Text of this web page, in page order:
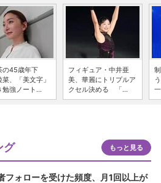
の45歳年下
、「美文字」
勉強ノート...
フィギュア・中井亜
美、華麗にトリプルア
クセル決める 「...
グ もっと見る
フォローを受けた頻度、月1回以上が